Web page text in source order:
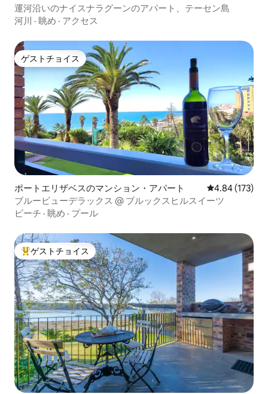
運河沿いのナイスナラグーンのアパート、テーセン島
河川 · 眺め · アクセス
ゲストチョイス
ゲストチョイス
ポートエリザベスのマンション・アパート レビュー173
4.84 (173)
ブルービューデラックス @ ブルックスヒルスイーツ
ビーチ · 眺め · プール
大好評のゲストチョイスです。
ゲストチョイス